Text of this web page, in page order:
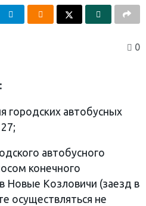
0
городских автобусных
автобусного
конечного
Новые Козловичи (заезд в
осуществляться не